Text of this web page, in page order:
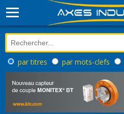
par titres par mots-clefs